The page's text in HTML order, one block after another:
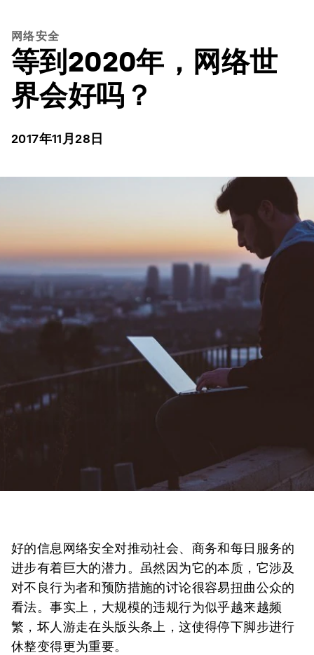
网络安全
等到2020年，网络世
界会好吗？
2017年11月28日
好的信息网络安全对推动社会、商务和每日服务的
进步有着巨大的潜力。虽然因为它的本质，它涉及
对不良行为者和预防措施的讨论很容易扭曲公众的
看法。事实上，大规模的违规行为似乎越来越频
繁，坏人游走在头版头条上，这使得停下脚步进行
休整变得更为重要。